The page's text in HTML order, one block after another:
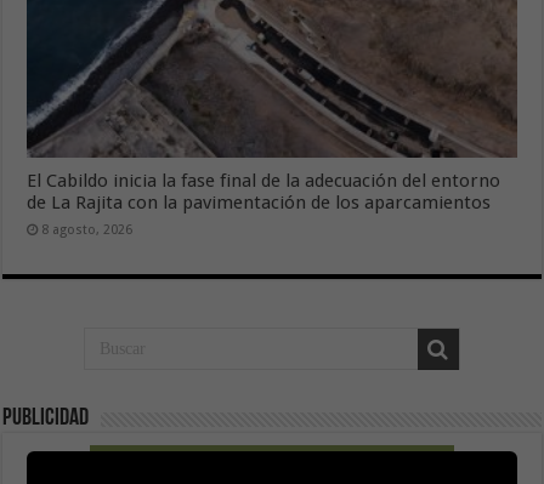
El Cabildo inicia la fase final de la adecuación del entorno
de La Rajita con la pavimentación de los aparcamientos
8 agosto, 2026
Publicidad